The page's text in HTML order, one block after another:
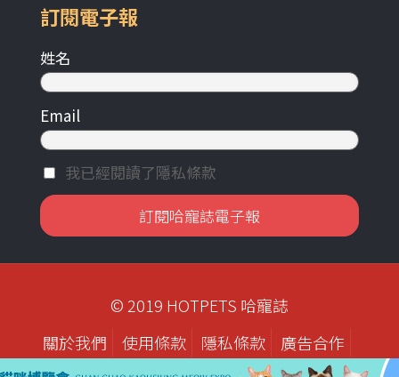
訂閱電子報
姓名
Email
我已經閱讀了隱私條款
© 2019 HOTPETS 哈寵誌
關於我們
使用條款 隱私條款
廣告合作
歷年刊物